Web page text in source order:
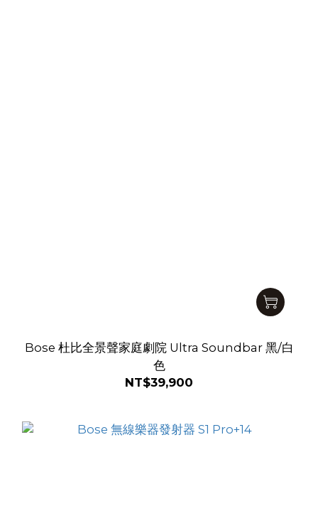
Bose 杜比全景聲家庭劇院 Ultra Soundbar 黑/白
色
NT$39,900